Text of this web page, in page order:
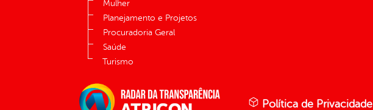
Mulher
Planejamento e Projetos
Procuradoria Geral
Saúde
Turismo
Política de Privacidade